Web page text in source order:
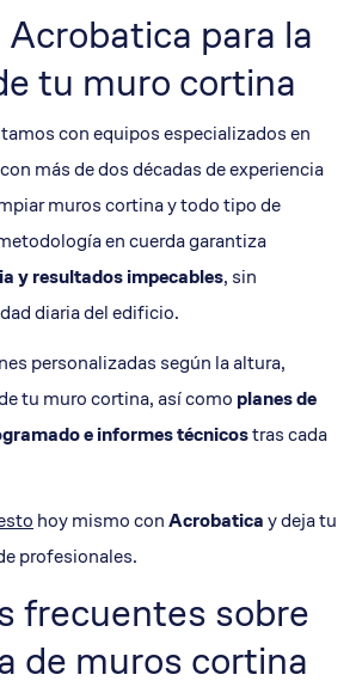
para la
tu muro cortina
con equipos especializados en
más de dos décadas de experiencia
muros cortina y todo tipo de
en cuerda garantiza
y resultados impecables, sin
diaria del edificio.
personalizadas según la altura,
tu muro cortina, así como planes de
e informes técnicostras cada
hoy mismo conAcrobaticay deja tu
profesionales.
frecuentes sobre
de muros cortina